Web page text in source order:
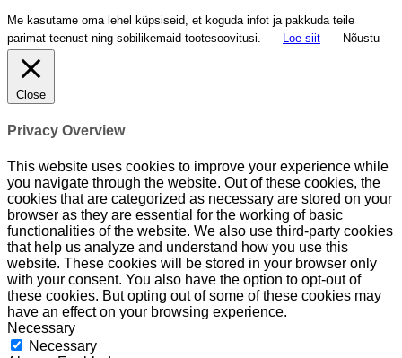
Me kasutame oma lehel küpsiseid, et koguda infot ja pakkuda teile
parimat teenust ning sobilikemaid tootesoovitusi.
Loe siit Nõustu
Close
Privacy Overview
This website uses cookies to improve your experience while
you navigate through the website. Out of these cookies, the
cookies that are categorized as necessary are stored on your
browser as they are essential for the working of basic
functionalities of the website. We also use third-party cookies
that help us analyze and understand how you use this
website. These cookies will be stored in your browser only
with your consent. You also have the option to opt-out of
these cookies. But opting out of some of these cookies may
have an effect on your browsing experience.
Necessary
Necessary